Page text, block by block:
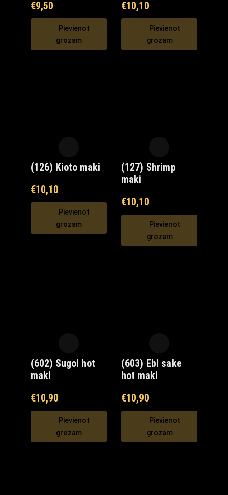
€9,50
Pievienot
grozam
€10,10
Pievienot
grozam
(126) Kioto maki
€10,10
Pievienot
grozam
(127) Shrimp
maki
€10,10
Pievienot
grozam
(602) Sugoi hot
maki
€10,90
Pievienot
grozam
(603) Ebi sake
hot maki
€10,90
Pievienot
grozam